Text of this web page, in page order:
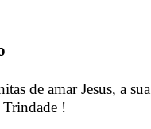
de amar Jesus, a sua
Trindade !